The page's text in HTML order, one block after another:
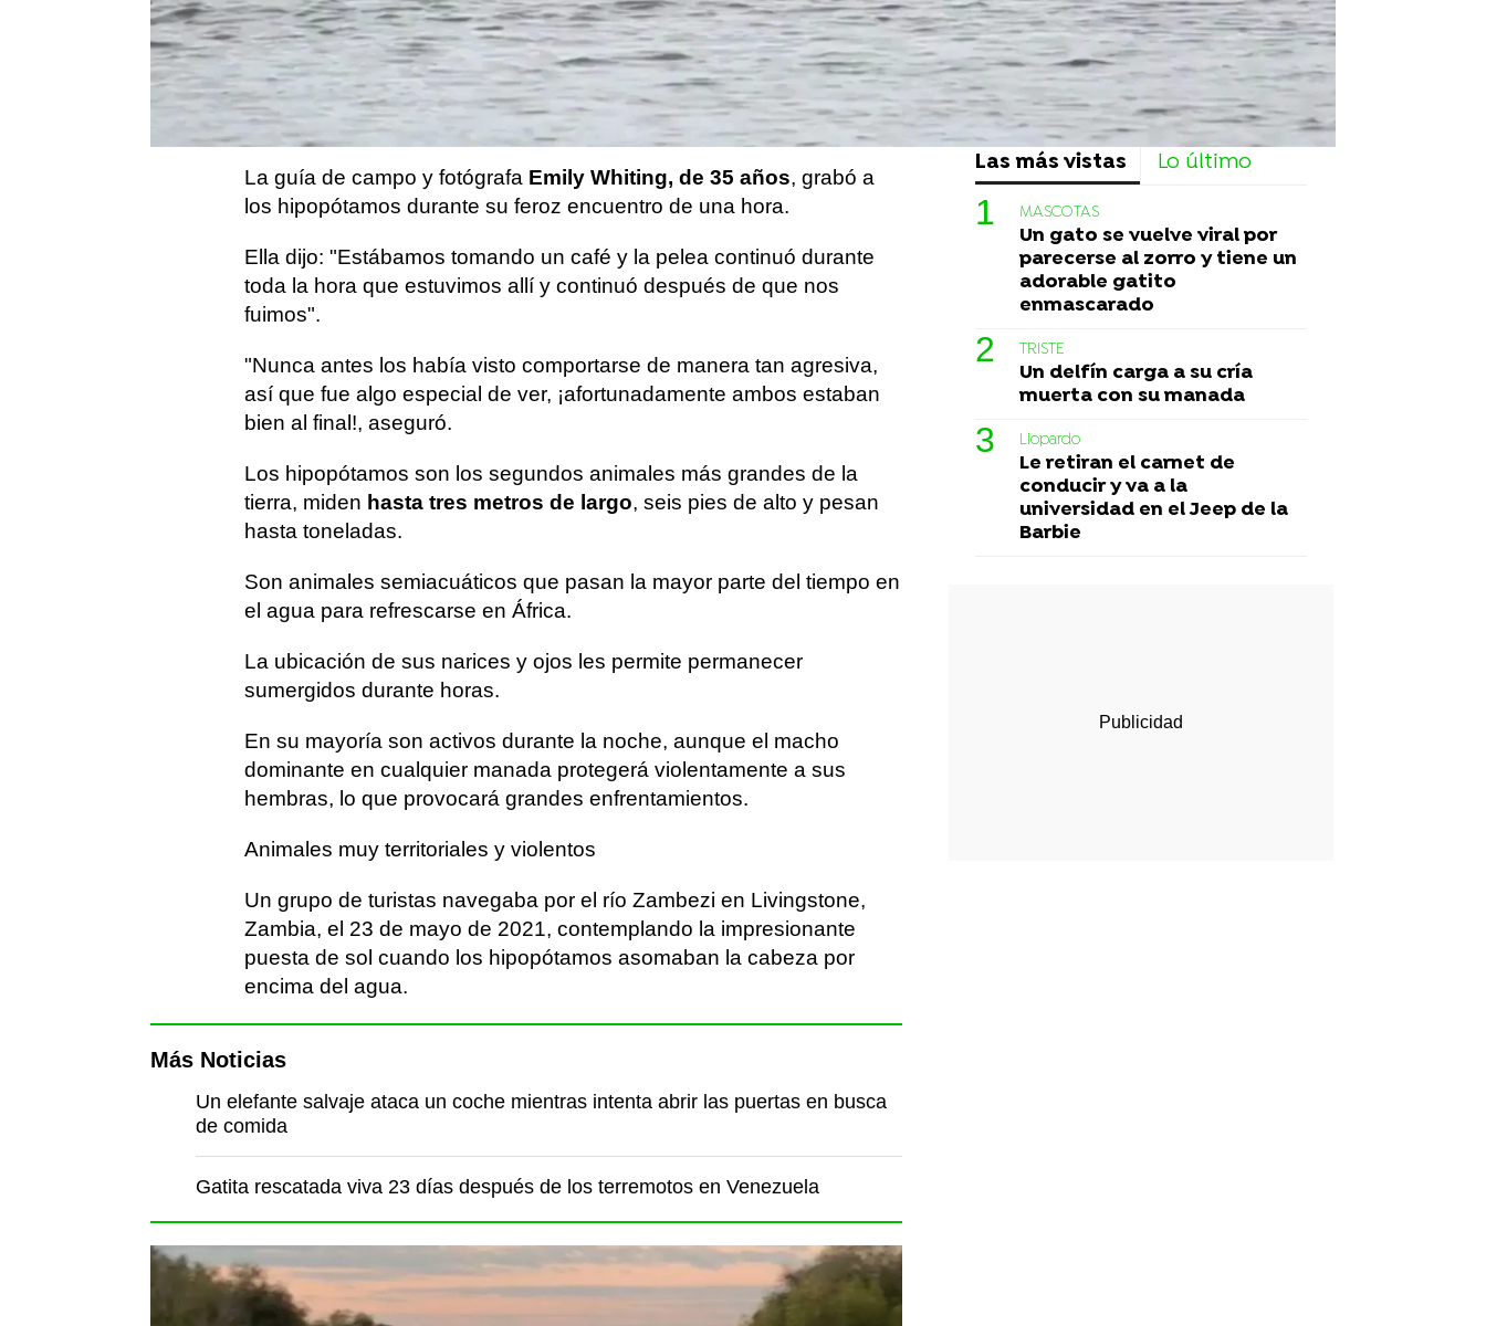
14 impactantes vídeos
de animales
devorando a otros
animales
que disfrutaban de un safari en Sudáfrica.
Los herbívoros masivos cerraron sus mandíbulas en
la
Reserva Natural Privada Klaserie, que está
cerca de la frontera con Mozambique.
La guía de campo y fotógrafa Emily Whiting, de 35 años, grabó a
los hipopótamos durante su feroz encuentro de una hora.
Ella dijo: "Estábamos tomando un café y la pelea continuó durante
toda la hora que estuvimos allí y continuó después de que nos
fuimos".
"Nunca antes los había visto comportarse de manera tan agresiva,
así que fue algo especial de ver, ¡afortunadamente ambos estaban
bien al final!, aseguró.
Los hipopótamos son los segundos animales más grandes de la
tierra, miden hasta tres metros de largo, seis pies de alto y pesan
hasta toneladas.
Son animales semiacuáticos que pasan la mayor parte del tiempo en
el agua para refrescarse en África.
La ubicación de sus narices y ojos les permite permanecer
sumergidos durante horas.
En su mayoría son activos durante la noche, aunque el macho
dominante en cualquier manada protegerá violentamente a sus
hembras, lo que provocará grandes enfrentamientos.
Animales muy territoriales y violentos
Un grupo de turistas navegaba por el río Zambezi en Livingstone,
Zambia, el 23 de mayo de 2021, contemplando la impresionante
puesta de sol cuando los hipopótamos asomaban la cabeza por
encima del agua.
Más Noticias
Un elefante salvaje ataca un coche mientras intenta abrir las puertas en busca
de comida
Gatita rescatada viva 23 días después de los terremotos en Venezuela
Pero la belleza y la tranquilidad del momento se desvanecieron en
un abrir y cerrar de ojos cuando uno de los enormes mamíferos
Las más vistas Lo último
MASCOTAS
Un gato se vuelve viral por
parecerse al zorro y tiene un
adorable gatito
enmascarado
TRISTE
Un delfín carga a su cría
muerta con su manada
Liopardo
Le retiran el carnet de
conducir y va a la
universidad en el Jeep de la
Barbie